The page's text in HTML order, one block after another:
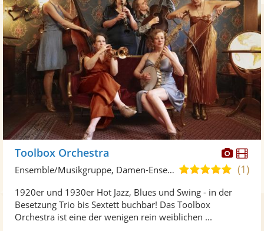
Toolbox Orchestra
5,0(1)
Ensemble/Musikgruppe, Damen-Ensemble
1920er und 1930er Hot Jazz, Blues und Swing - in der
Besetzung Trio bis Sextett buchbar! Das Toolbox
Orchestra ist eine der wenigen rein weiblichen ...